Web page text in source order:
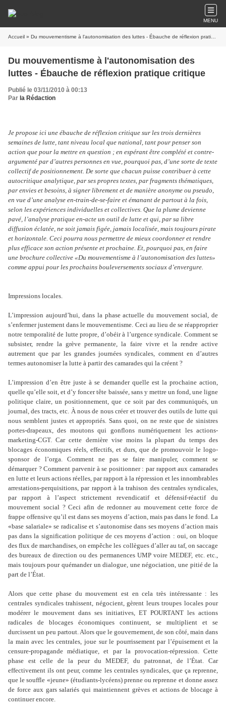
MENU
Accueil » Du mouvementisme à l'autonomisation des luttes - Ébauche de réflexion pratique critique
Du mouvementisme à l'autonomisation des
luttes - Ébauche de réflexion pratique critique
Publié le 03/11/2010 à 00:13
Par la Rédaction
Je propose ici une ébauche de réflexion critique sur les trois dernières
semaines de lutte, tant niveau local que national, tant pour penser son
action que pour la mettre en question ; en espérant être complété et contre-
argumenté par d’autres personnes en vue, pourquoi pas, d’une sorte de texte
collectif de positionnement. De sorte que chacun puisse contribuer à cette
autocritique analytique, par ses propres textes, par fragments thématiques,
par envies et besoins, à signer librement et de manière anonyme ou pseudo,
en vue d’une analyse en-train-de-se-faire et émanant de partout à la fois,
selon les expériences individuelles et collectives. Que la plume devienne
pavé, l’analyse pratique en-acte un outil de lutte et qui, par sa libre
diffusion éclatée, ne soit jamais figée, jamais localisée, mais toujours pirate
et horizontale. Ceci pourra nous permettre de mieux coordonner et rendre
plus efficace son action présente et prochaine. Et, pourquoi pas, en faire
une brochure collective «Du mouvementisme à l’autonomisation des luttes»
comme appui pour les prochains bouleversements sociaux d’envergure.
Impressions locales.
L’impression aujourd’hui, dans la phase actuelle du mouvement social, de
s’enfermer justement dans le mouvementisme. Ceci au lieu de se réapproprier
notre temporalité de lutte propre, d’obéir à l’urgence syndicale. Comment se
subsister, rendre la grève permanente, la faire vivre et la rendre active
autrement que par les grandes journées syndicales, comment en d’autres
termes autonomiser la lutte à partir des camarades qui la créent ?
L’impression d’en être juste à se demander quelle est la prochaine action,
quelle qu’elle soit, et d’y foncer tête baissée, sans y mettre un fond, une ligne
politique claire, un positionnement, que ce soit par des communiqués, un
journal, des tracts, etc. À nous de nous créer et trouver des outils de lutte qui
nous semblent justes et appropriés. Sans quoi, on ne reste que de sinistres
portes-drapeaux, des moutons qui gonflons numériquement les actions-
marketing-CGT. Car cette dernière vise moins la plupart du temps des
blocages économiques réels, effectifs, et durs, que de promouvoir le logo-
sponsor de l’orga. Comment ne pas se faire manipuler, comment se
démarquer ? Comment parvenir à se positionner : par rapport aux camarades
en lutte et leurs actions réelles, par rapport à la répression et les innombrables
arrestations-perquisitions, par rapport à la trahison des centrales syndicales,
par rapport à l’aspect strictement revendicatif et défensif-réactif du
mouvement social ? Ceci afin de redonner au mouvement cette force de
frappe offensive qu’il est dans ses moyens d’action, mais pas dans le fond. La
«base salariale» se radicalise et s’autonomise dans ses moyens d’action mais
pas dans la signification politique de ces moyens d’action : oui, on bloque
des flux de marchandises, on empêche les collègues d’aller au taf, on saccage
des bureaux de direction ou des permanences UMP voire MEDEF, etc. etc.,
mais toujours pour quémander un dialogue, une négociation, une pitié de la
part de l’État.
Alors que cette phase du mouvement est en cela très intéressante : les
centrales syndicales trahissent, négocient, gèrent leurs troupes locales pour
modérer le mouvement dans ses initiatives, ET POURTANT les actions
radicales de blocages économiques continuent, se multiplient et se
durcissent un peu partout. Alors que le gouvernement, de son côté, main dans
la main avec les centrales, joue sur le pourrissement par l’épuisement et la
censure-propagande médiatique, et par la provocation-répression. Cette
phase est celle de la peur du MEDEF, du patronnat, de l’État. Car
effectivement ils ont peur, comme les centrales syndicales, que ça reprenne,
que le souffle «jeune» (étudiants-lycéens) prenne ou reprenne et donne assez
de force aux gars salariés qui maintiennent grèves et actions de blocage à
continuer encore.